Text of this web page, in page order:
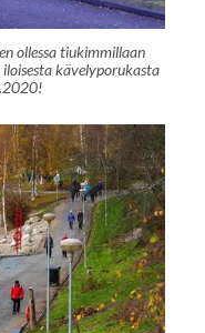
ollessa tiukimmillaan
kävelyporukasta